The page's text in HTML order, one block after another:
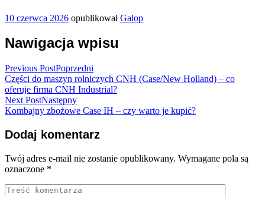
10 czerwca 2026 opublikowałGalop
Nawigacja wpisu
Previous PostPoprzedni
Części do maszyn rolniczych CNH (Case/New Holland) – co
oferuje firma CNH Industrial?
Next PostNastępny
Kombajny zbożowe Case IH – czy warto je kupić?
Dodaj komentarz
Twój adres e-mail nie zostanie opublikowany. Wymagane pola są
oznaczone *